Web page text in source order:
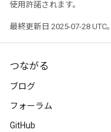
使用許諾されます。
最終更新日 2025-07-28 UTC。
つながる
ブログ
フォーラム
GitHub